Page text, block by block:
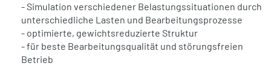
- Simulation verschiedener Belastungssituationen durch
unterschiedliche Lasten und Bearbeitungsprozesse
- optimierte, gewichtsreduzierte Struktur
- für beste Bearbeitungsqualität und störungsfreien
Betrieb